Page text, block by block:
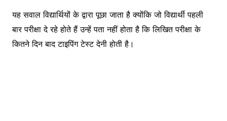
यह सवाल विद्यार्थियों के द्वारा पूछा जाता है क्योंकि जो विद्यार्थी पहली
बार परीक्षा दे रहे होते हैं उन्हें पता नहीं होता है कि लिखित परीक्षा के
कितने दिन बाद टाइपिंग टेस्ट देनी होती है।